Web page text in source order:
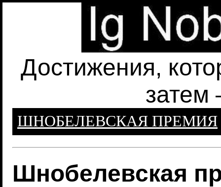
Достижения,
затем
ШНОБЕЛЕВСКАЯ ПРЕМИЯ
Шнобелевская